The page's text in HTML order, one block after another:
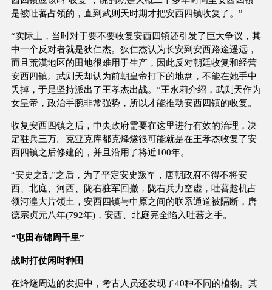
是被吐蕃占领的，直到武则天时期才把安西四镇收复了。”
“实际上，当时对于要不要收复安西四镇还引发了巨大争议，其
中一个反对者就是狄仁杰。狄仁杰认为长安到安西路途遥远，
而且荒漠地区的田地很难用于生产，因此反对朝廷收复和经营
安西四镇。武则天却认为前朝皇帝打下的地盘，不能在她手中
丢掉，于是坚持派出了王孝杰出战。”王永莉介绍，武则天作为
女皇帝，政治手腕非常强势，所以才能推动安西四镇的收复。
收复安西四镇之后，中央政府需要在这里进行有效的治理，决
定驻兵三万。克亚克库都克烽燧很可能就是在王孝杰收复了安
西四镇之后修建的，并且沿用了将近100年。
“安史之乱”之后，为了平定安史叛军，唐朝政府不得不将安
西、北庭、河西、陇右驻军回撤，陇右兵力空虚，吐蕃趁机占
领河湟大片领土，安西四镇与中原之间的联系通道被隔断，唐
德宗贞元八年(792年)，安西、北庭完全陷入吐蕃之手。
“屯田布锦周千里”
战时打仗闲时种田
在烽燧周边的发掘中，考古人员还发现了40种不同的植物。其